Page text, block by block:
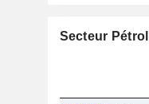
Secteur